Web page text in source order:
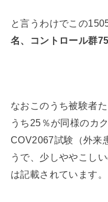
と言うわけでこの
名、コントロール群
なおこのうち被験者
うち25％が同様のカ
COV2067試験（外来
うで、少しややこし
は記載されています。